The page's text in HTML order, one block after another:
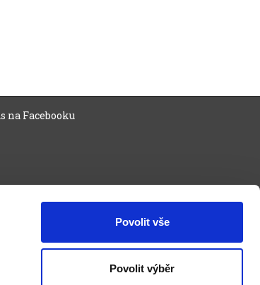
Povolit vše
Povolit výběr